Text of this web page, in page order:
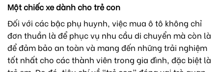
Một chiếc xe dành cho trẻ con
Đối với các bậc phụ huynh, việc mua ô tô không chỉ
đơn thuần là để phục vụ nhu cầu di chuyển mà còn là
để đảm bảo an toàn và mang đến những trải nghiệm
tốt nhất cho các thành viên trong gia đình, đặc biệt là